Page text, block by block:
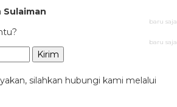
Sulaiman
baru saja
baru saja
Kirim
silahkan hubungi kami melalui